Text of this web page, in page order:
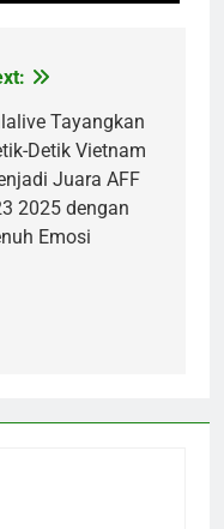
Tayangkan
Detik Vietnam
Juara AFF
2025 dengan
Emosi